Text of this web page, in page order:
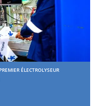
ÉLECTROLYSEUR